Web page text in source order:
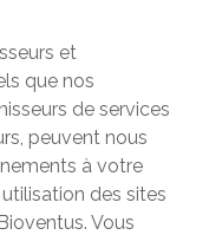
et
que nos
de services
peuvent nous
à votre
des sites
Vous